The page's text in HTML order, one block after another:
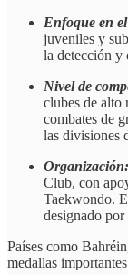
Enfoque en
juveniles y
la detección y
Nivel de
clubes de alto
combates de
las divisiones
Organización:
Club, con
Taekwondo.
designado
Países como
medallas